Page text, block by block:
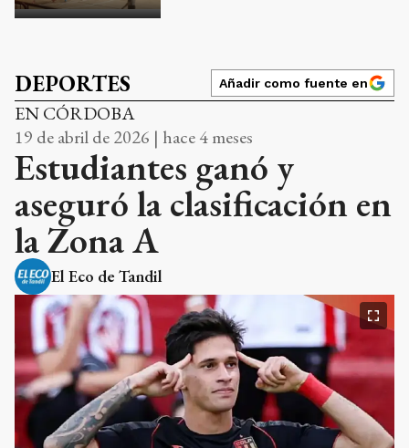
DEPORTES Añadir como fuente en
EN CÓRDOBA
19 de abril de 2026 | hace 4 meses
Estudiantes ganó y
aseguró la clasificación en
la Zona A
El Eco de Tandil